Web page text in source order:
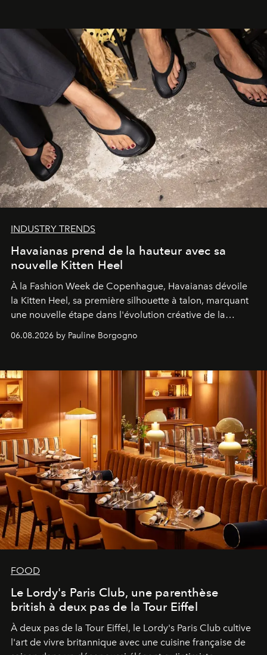
INDUSTRY TRENDS
Havaianas prend de la hauteur avec sa
nouvelle Kitten Heel
À la Fashion Week de Copenhague, Havaianas dévoile
la Kitten Heel, sa première silhouette à talon, marquant
une nouvelle étape dans l'évolution créative de la
06.08.2026 by Pauline Borgogno
FOOD
Le Lordy's Paris Club, une parenthèse
british à deux pas de la Tour Eiffel
À deux pas de la Tour Eiffel, le Lordy's Paris Club cultive
l'art de vivre britannique avec une cuisine française de